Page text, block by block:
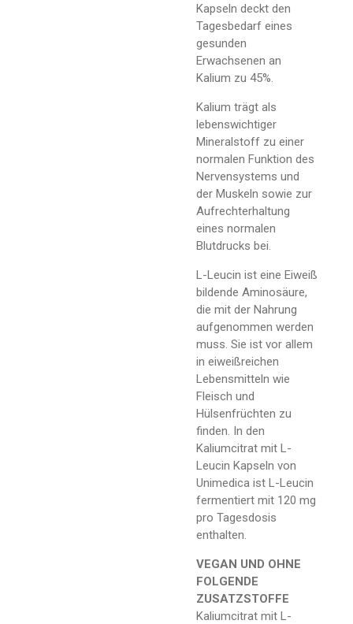
Kapseln deckt den
Tagesbedarf eines
gesunden
Erwachsenen an
Kalium zu 45%.
Kalium trägt als
lebenswichtiger
Mineralstoff zu einer
normalen Funktion des
Nervensystems und
der Muskeln sowie zur
Aufrechterhaltung
eines normalen
Blutdrucks bei.
L-Leucin ist eine Eiweiß
bildende Aminosäure,
die mit der Nahrung
aufgenommen werden
muss. Sie ist vor allem
in eiweißreichen
Lebensmitteln wie
Fleisch und
Hülsenfrüchten zu
finden. In den
Kaliumcitrat mit L-
Leucin Kapseln von
Unimedica ist L-Leucin
fermentiert mit 120 mg
pro Tagesdosis
enthalten.
VEGAN UND OHNE
FOLGENDE
ZUSATZSTOFFE
Kaliumcitrat mit L-